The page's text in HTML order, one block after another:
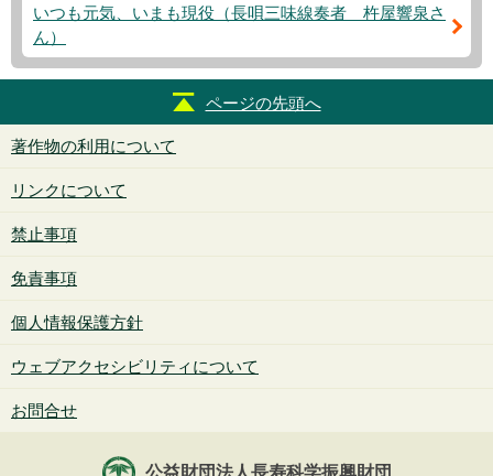
いつも元気、いまも現役（長唄三味線奏者 杵屋響泉さ
ん）
ページの先頭へ
著作物の利用について
リンクについて
禁止事項
免責事項
個人情報保護方針
ウェブアクセシビリティについて
お問合せ